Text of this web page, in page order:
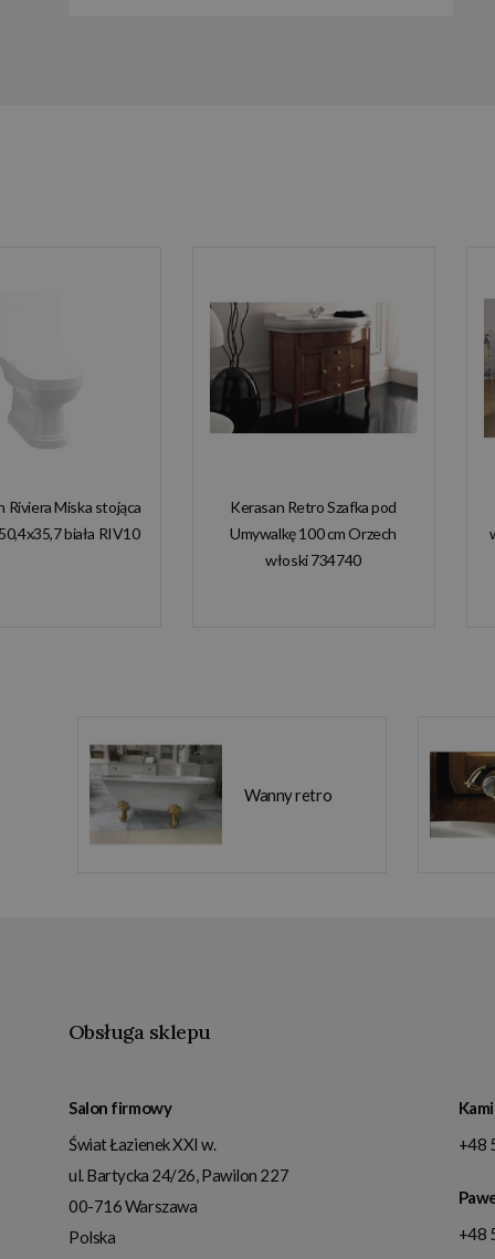
Riviera Miska stojąca
biała RIV10
Kerasan Retro Szafka pod
Umywalkę 100 cm Orzech
włoski 734740
Wanny retro
Obsługa sklepu
Salon firmowy
Świat Łazienek XXI w.
ul. Bartycka 24/26, Pawilon 227
00-716Warszawa
Polska
+48
+48